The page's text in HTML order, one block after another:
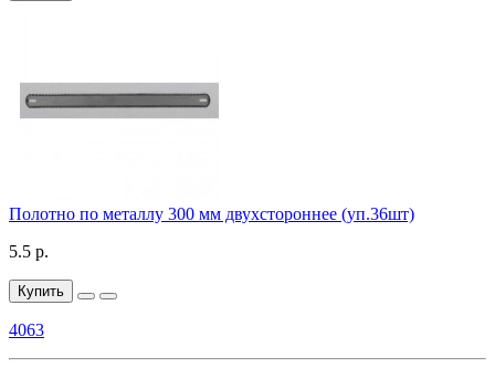
Полотно по металлу 300 мм двухстороннее (уп.36шт)
5.5 р.
Купить
4063